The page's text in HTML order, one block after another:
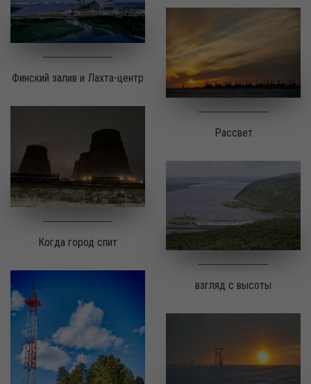
Финский залив и Лахта-центр
Когда город спит
Рассвет
взгляд с высоты